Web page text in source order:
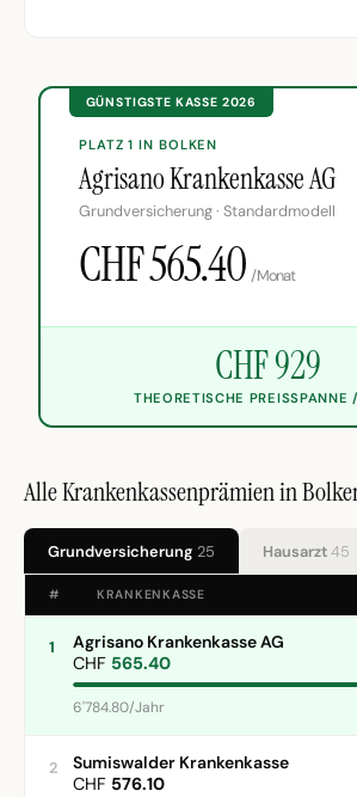
GÜNSTIGSTE KASSE 2026
PLATZ 1 IN BOLKEN
Agrisano Krankenkasse AG
Grundversicherung · Standardmodell
CHF 565.40 /Monat
CHF 929
THEORETISCHE PREISSPANNE
Alle Krankenkassenprämien in
Grundversicherung 25 Hausarzt45
# KRANKENKASSE
1
Agrisano Krankenkasse AG
CHF 565.40
6'784.80/Jahr
2
Sumiswalder Krankenkasse
CHF 576.10